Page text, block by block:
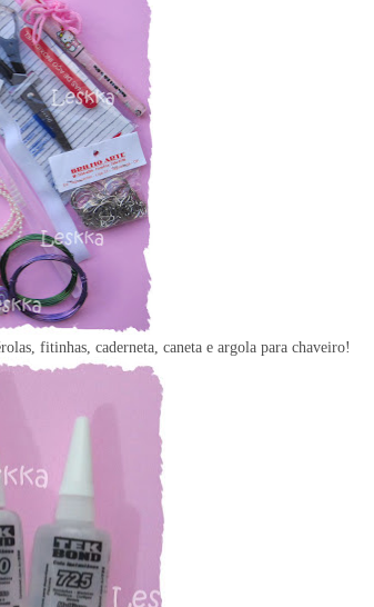
fitinhas, caderneta, caneta e argola para chaveiro!